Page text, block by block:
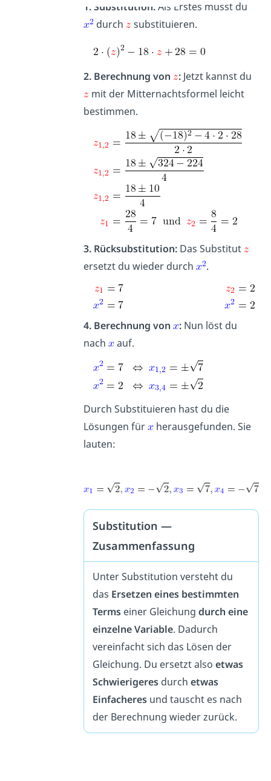
1.Substitution:Als Erstes musst du
durch
substituieren.
2. Berechnung von : Jetzt kannst du
mit der Mitternachtsformel leicht
bestimmen.
3. Rücksubstitution: Das Substitut
ersetzt du wieder durch
.
4. Berechnung von : Nun löst du
nach
auf.
Durch Substituieren hast du die
Lösungen für
herausgefunden. Sie
lauten:
Substitution —
Zusammenfassung
Unter Substitution versteht du
das Ersetzen eines bestimmten
Terms einer Gleichungdurch eine
einzelne Variable. Dadurch
vereinfacht sich das Lösen der
Gleichung. Du ersetzt alsoetwas
Schwierigeres durchetwas
Einfacheres und tauscht es nach
der Berechnung wieder zurück.